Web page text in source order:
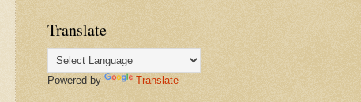
Translate
Powered by Translate